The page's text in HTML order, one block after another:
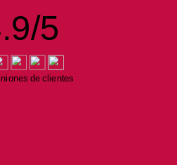
/5
de clientes